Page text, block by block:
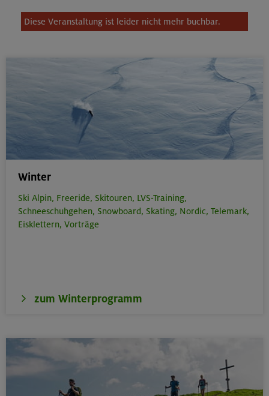
Diese Veranstaltung ist leider nicht mehr buchbar.
Winter
Ski Alpin, Freeride, Skitouren, LVS-Training,
Schneeschuhgehen, Snowboard, Skating, Nordic, Telemark,
Eisklettern, Vorträge
zum Winterprogramm